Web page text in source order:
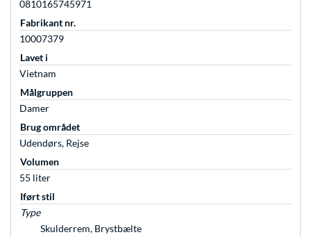
0810165745971
Fabrikant nr.
10007379
Lavet i
Vietnam
Målgruppen
Damer
Brug området
Udendørs, Rejse
Volumen
55 liter
Iført stil
Type
Skulderrem, Brystbælte